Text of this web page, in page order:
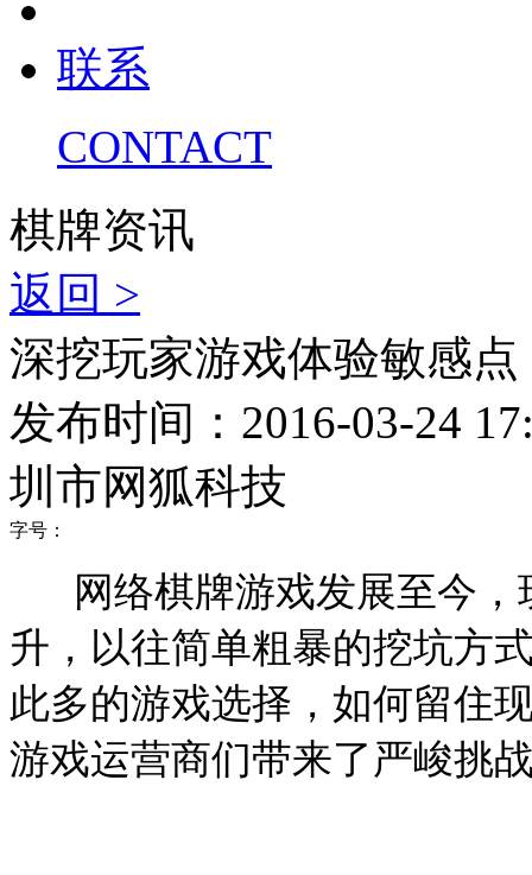
联系
CONTACT
棋牌资讯
返回 >
深挖玩家游戏体验敏感
发布时间：2016-03-24
圳市网狐科技
字号：
网络棋牌游戏发展至今，
升，以往简单粗暴的挖坑方
此多的游戏选择，如何留住
游戏运营商们带来了严峻挑